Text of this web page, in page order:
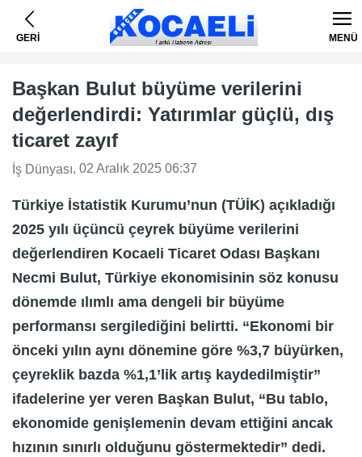
GERİ MENÜ
Başkan Bulut büyüme verilerini
değerlendirdi: Yatırımlar güçlü, dış
ticaret zayıf
İş Dünyası, 02 Aralık 2025 06:37
Türkiye İstatistik Kurumu’nun (TÜİK) açıkladığı
2025 yılı üçüncü çeyrek büyüme verilerini
değerlendiren Kocaeli Ticaret Odası Başkanı
Necmi Bulut, Türkiye ekonomisinin söz konusu
dönemde ılımlı ama dengeli bir büyüme
performansı sergilediğini belirtti. “Ekonomi bir
önceki yılın aynı dönemine göre %3,7 büyürken,
çeyreklik bazda %1,1’lik artış kaydedilmiştir”
ifadelerine yer veren Başkan Bulut, “Bu tablo,
ekonomide genişlemenin devam ettiğini ancak
hızının sınırlı olduğunu göstermektedir” dedi.